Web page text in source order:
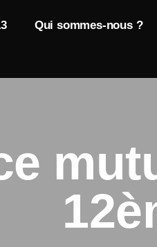
Qui sommes-nous ?